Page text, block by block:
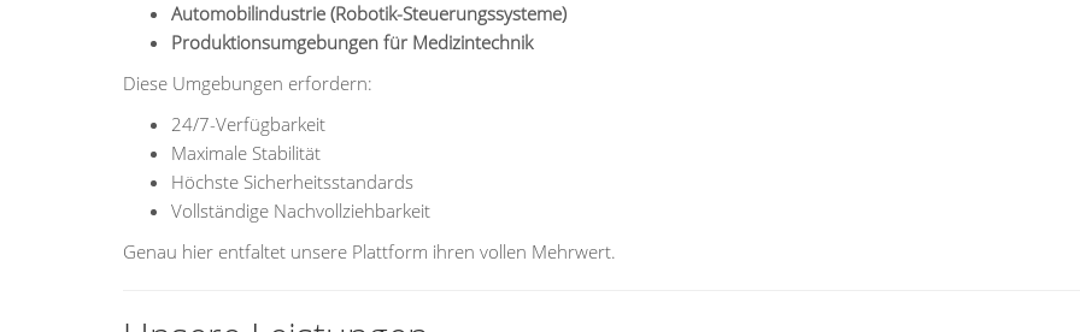
Automobilindustrie (Robotik-Steuerungssysteme)
Produktionsumgebungen für Medizintechnik
Diese Umgebungen erfordern:
24/7-Verfügbarkeit
Maximale Stabilität
Höchste Sicherheitsstandards
Vollständige Nachvollziehbarkeit
Genau hier entfaltet unsere Plattform ihren vollen Mehrwert.